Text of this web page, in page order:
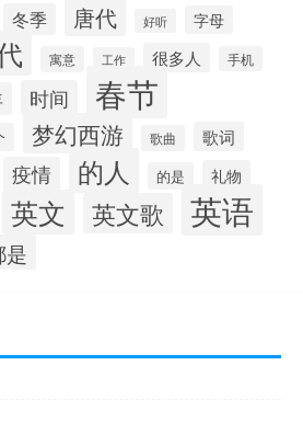
冬季 唐代 好听
字母
寓意 工作 很多人 手机
时间 春节
梦幻西游 歌曲 歌词
疫情 的人 的是 礼物
英文 英文歌 英语
是